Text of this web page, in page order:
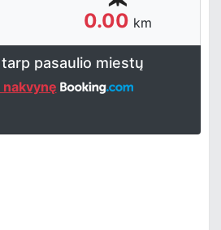
0.00 km
pasaulio miestų